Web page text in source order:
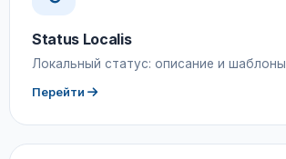
Status Localis
Локальный статус: описание и шаблоны
Перейти